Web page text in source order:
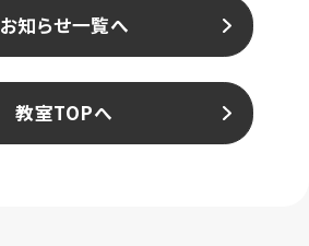
お知らせ一覧へ
教室TOPへ